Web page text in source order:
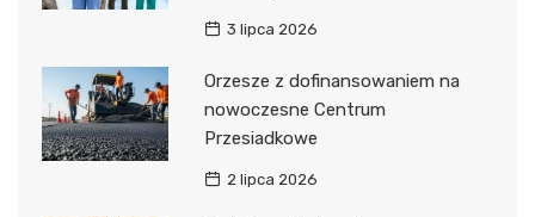
3 lipca 2026
Orzesze z dofinansowaniem na
nowoczesne Centrum
Przesiadkowe
2 lipca 2026